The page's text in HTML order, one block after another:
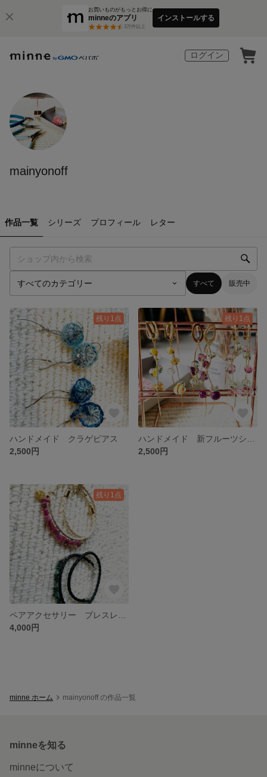
お買いものがもっとお得に
minneのアプリ
3万件以上
インストールする
ログイン
mainyonoff
作品一覧 シリーズ プロフィール レター
すべて 販売中
残り1点
ハンドメイド クラゲピアス
2,500円
残り1点
2,500円
残り1点
4,000円
minne ホーム mainyonoff の作品一覧
minneを知る
minneについて